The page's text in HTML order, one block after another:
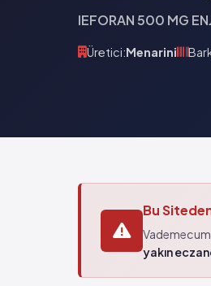
IEFORAN 500 MG
Üretici:Menarini
Bu
Vademecum,
yakın